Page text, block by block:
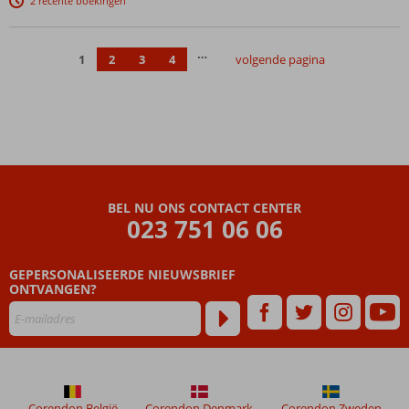
Center
carterestaurants
1 2 3 4 … volgende pagina
BEL NU ONS CONTACT CENTER
023 751 06 06
GEPERSONALISEERDE NIEUWSBRIEF
ONTVANGEN?